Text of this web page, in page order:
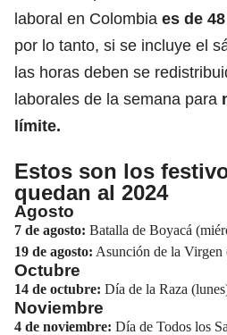
laboral en Colombia es de
por lo tanto, si se incluye el
las horas deben se
laborales de la semana para
límite.
Estos son los
quedan al 2024
Agosto
7 de agosto: Batalla de Boyacá
19 de agosto: Asunción de la Virgen
Octubre
14 de octubre: Día de la Raza
Noviembre
4 de noviembre: Día de Todos los